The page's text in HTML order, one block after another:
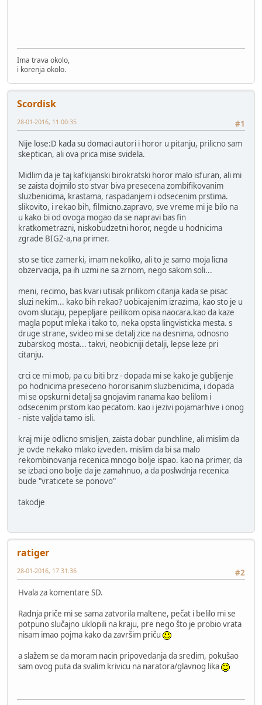
Ima trava okolo,
i korenja okolo.
Scordisk
#1
28-01-2016, 11:00:35
Nije lose:D kada su domaci autori i horor u pitanju, prilicno sam
skeptican, ali ova prica mise svidela.
Midlim da je taj kafkijanski birokratski horor malo isfuran, ali mi
se zaista dojmilo sto stvar biva presecena zombifikovanim
sluzbenicima, krastama, raspadanjem i odsecenim prstima.
slikovito, i rekao bih, filmicno.zapravo, sve vreme mi je bilo na
u kako bi od ovoga mogao da se napravi bas fin
kratkometrazni, niskobudzetni horor, negde u hodnicima
zgrade BIGZ-a,na primer.
sto se tice zamerki, imam nekoliko, ali to je samo moja licna
obzervacija, pa ih uzmi ne sa zrnom, nego sakom soli...
meni, recimo, bas kvari utisak prilikom citanja kada se pisac
sluzi nekim... kako bih rekao? uobicajenim izrazima, kao sto je u
ovom slucaju, pepepljare peilikom opisa naocara.kao da kaze
magla poput mleka i tako to, neka opsta lingvisticka mesta. s
druge strane, svideo mi se detalj zice na desnima, odnosno
zubarskog mosta... takvi, neobicniji detalji, lepse leze pri
citanju.
crci ce mi mob, pa cu biti brz - dopada mi se kako je gubljenje
po hodnicima preseceno hororisanim sluzbenicima, i dopada
mi se opskurni detalj sa gnojavim ranama kao belilom i
odsecenim prstom kao pecatom. kao i jezivi pojamarhive i onog
- niste valjda tamo isli.
kraj mi je odlicno smisljen, zaista dobar punchline, ali mislim da
je ovde nekako mlako izveden. mislim da bi sa malo
rekombinovanja recenica mnogo bolje ispao. kao na primer, da
se izbaci ono bolje da je zamahnuo, a da poslwdnja recenica
bude "vraticete se ponovo"
takodje
ratiger
#2
28-01-2016, 17:31:36
Hvala za komentare SD.
Radnja priče mi se sama zatvorila maltene, pečat i belilo mi se
potpuno slučajno uklopili na kraju, pre nego što je probio vrata
nisam imao pojma kako da završim priču
a slažem se da moram nacin pripovedanja da sredim, pokušao
sam ovog puta da svalim krivicu na naratora/glavnog lika